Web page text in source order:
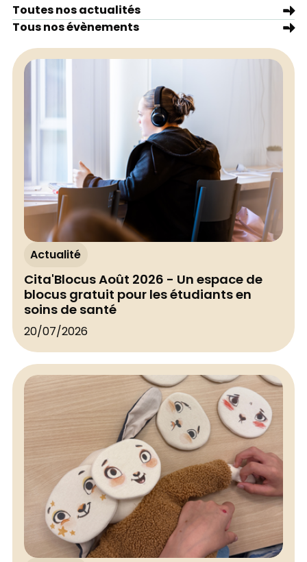
Toutes nos actualités
Tous nos évènements
Actualité
Cita'Blocus Août 2026 - Un espace de
blocus gratuit pour les étudiants en
soins de santé
20/07/2026